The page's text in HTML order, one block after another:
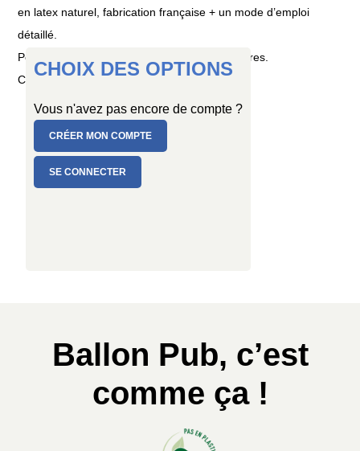
en latex naturel, fabrication française + un mode d’emploi
détaillé.
Permet de réaliser une guirlande de 2,80 mètres.
Coloris : blanc, orange, noir, violet et tilleul
CHOIX DES OPTIONS
Vous n'avez pas encore de compte ?
CRÉER MON COMPTE
SE CONNECTER
Ballon Pub, c’est
comme ça !